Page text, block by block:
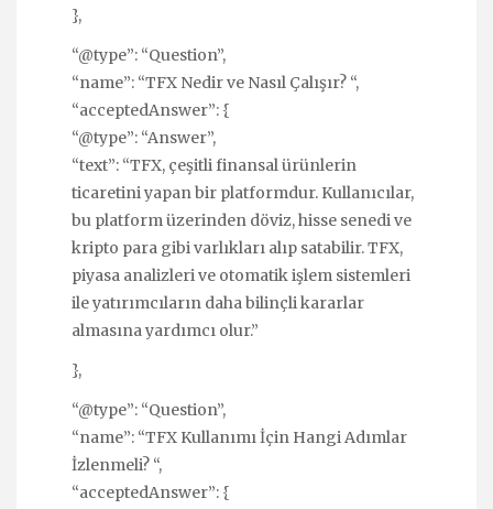
},
“@type”: “Question”,
“name”: “TFX Nedir ve Nasıl Çalışır? “,
“acceptedAnswer”: {
“@type”: “Answer”,
“text”: “TFX, çeşitli finansal ürünlerin
ticaretini yapan bir platformdur. Kullanıcılar,
bu platform üzerinden döviz, hisse senedi ve
kripto para gibi varlıkları alıp satabilir. TFX,
piyasa analizleri ve otomatik işlem sistemleri
ile yatırımcıların daha bilinçli kararlar
almasına yardımcı olur.”
},
“@type”: “Question”,
“name”: “TFX Kullanımı İçin Hangi Adımlar
İzlenmeli? “,
“acceptedAnswer”: {